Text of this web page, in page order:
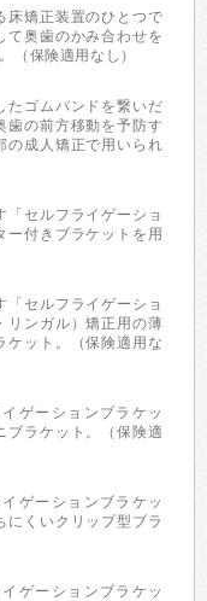
床矯正装置のひとつで
て奥歯のかみ合わせを
（保険適用なし）
たゴムバンドを繋いだ
歯の前方移動を予防す
の成人矯正で用いられ
セルフライゲーショ
付きブラケットを用
セルフライゲーショ
リンガル）矯正用の薄
ケット。（保険適用な
ゲーションブラケッ
ブラケット。（保険適
ゲーションブラケッ
にくいクリップ型ブラ
ゲーションブラケッ